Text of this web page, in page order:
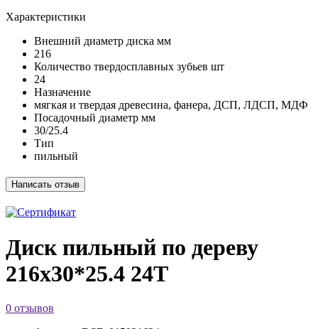
Xарактеристики
Внешний диаметр диска мм
216
Количество твердосплавных зубьев шт
24
Назначение
мягкая и твердая древесина, фанера, ДСП, ЛДСП, МДФ
Посадочный диаметр мм
30/25.4
Тип
пильный
Диск пильный по дереву
216х30*25.4 24Т
0 отзывов